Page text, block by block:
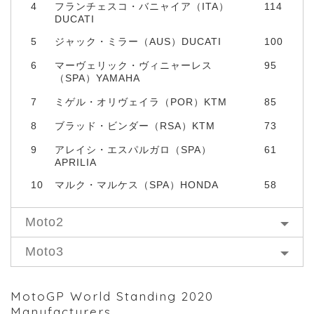
4
フランチェスコ・バニャイア（ITA）
DUCATI
114
5 ジャック・ミラー（AUS）DUCATI 100
6
マーヴェリック・ヴィニャーレス
（SPA）YAMAHA
95
7 ミゲル・オリヴェイラ（POR）KTM 85
8 ブラッド・ビンダー（RSA）KTM 73
9
アレイシ・エスパルガロ（SPA）
APRILIA
61
10 マルク・マルケス（SPA）HONDA 58
Moto2
Moto3
MotoGP World Standing 2020